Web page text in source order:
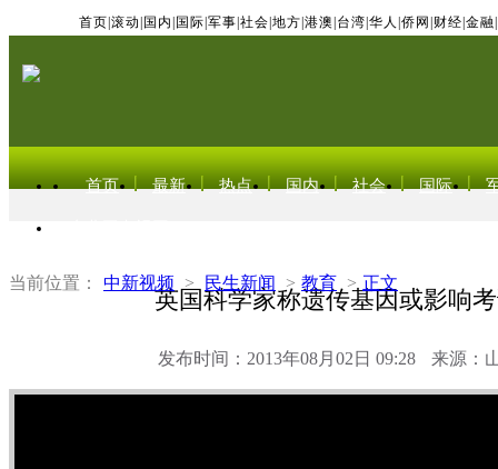
首页 滚动 国内 国际 军事 社会 地方 港澳 台湾 华人 侨网 财经 金融
首页 最新 热点 国内 社会 国际
当前位置： 中新视频 > 民生新闻 > 教育 > 正文
英国科学家称遗传基因或影响
发布时间：2013年08月02日 09:28 来源：